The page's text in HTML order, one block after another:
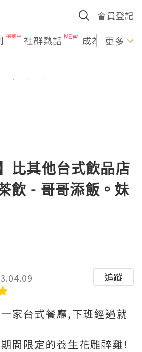
會員登記
社群熱話 成為U更多
比其他台式飲品店
飲 - 哥哥添飯。妹
追蹤
家台式餐廳,下班經過就
間限定的養生花雕醉雞!